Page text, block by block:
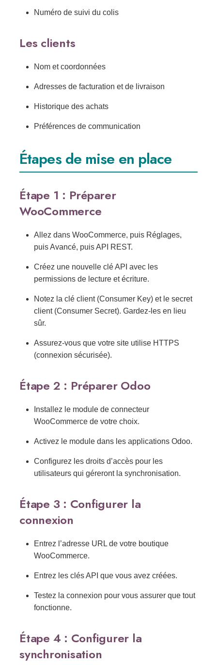
Numéro de suivi du colis
Les clients
Nom et coordonnées
Adresses de facturation et de livraison
Historique des achats
Préférences de communication
Étapes de mise en place
Étape 1 : Préparer
WooCommerce
Allez dans WooCommerce, puis Réglages,
puis Avancé, puis API REST.
Créez une nouvelle clé API avec les
permissions de lecture et écriture.
Notez la clé client (Consumer Key) et le secret
client (Consumer Secret). Gardez-les en lieu
sûr.
Assurez-vous que votre site utilise HTTPS
(connexion sécurisée).
Étape 2 : Préparer Odoo
Installez le module de connecteur
WooCommerce de votre choix.
Activez le module dans les applications Odoo.
Configurez les droits d’accès pour les
utilisateurs qui géreront la synchronisation.
Étape 3 : Configurer la
connexion
Entrez l’adresse URL de votre boutique
WooCommerce.
Entrez les clés API que vous avez créées.
Testez la connexion pour vous assurer que tout
fonctionne.
Étape 4 : Configurer la
synchronisation